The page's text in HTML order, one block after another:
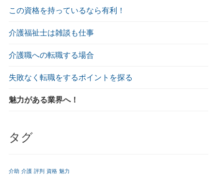
この資格を持っているなら有利！
介護福祉士は雑談も仕事
介護職への転職する場合
失敗なく転職をするポイントを探る
魅力がある業界へ！
タグ
介助 介護 評判 資格 魅力